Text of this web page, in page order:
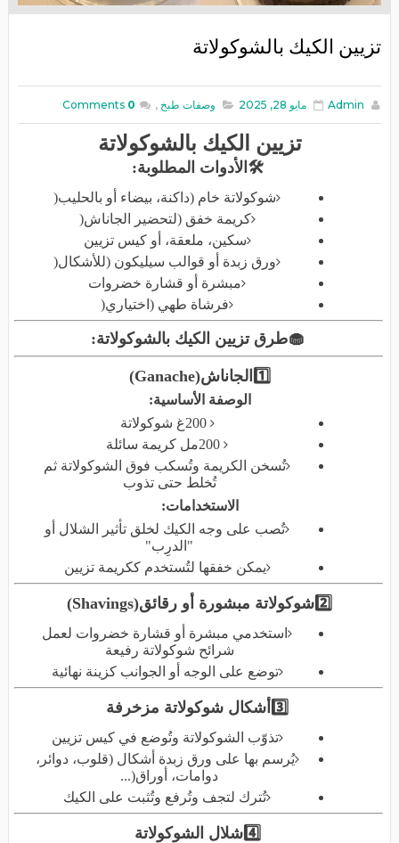
تزيين الكيك بالشوكولاتة
Admin مايو 28, 2025 وصفات طبخ ,
0
Comments
تزيين الكيك بالشوكولاتة
🛠 الأدوات المطلوبة:
شوكولاتة خام (داكنة، بيضاء أو بالحليب)
كريمة خفق (لتحضير الجاناش)
سكين، ملعقة، أو كيس تزيين
ورق زبدة أو قوالب سيليكون (للأشكال)
مبشرة أو قشارة خضروات
فرشاة طهي (اختياري)
🧁طرق تزيين الكيك بالشوكولاتة:
1️⃣ الجاناش(Ganache)
الوصفة الأساسية:
200غ شوكولاتة
200مل كريمة سائلة
تُسخن الكريمة وتُسكب فوق الشوكولاتة ثم
تُخلط حتى تذوب
الاستخدامات:
تُصب على وجه الكيك لخلق تأثير الشلال أو
"الدرِب"
يمكن خفقها لتُستخدم ككريمة تزيين
2️⃣ شوكولاتة مبشورة أو رقائق(Shavings)
استخدمي مبشرة أو قشارة خضروات لعمل
شرائح شوكولاتة رفيعة
توضع على الوجه أو الجوانب كزينة نهائية
3️⃣ أشكال شوكولاتة مزخرفة
تذوّب الشوكولاتة وتُوضع في كيس تزيين
يُرسم بها على ورق زبدة أشكال (قلوب، دوائر،
دوامات، أوراق...)
تُترك لتجف وتُرفع وتُثبت على الكيك
4️⃣شلال الشوكولاتة